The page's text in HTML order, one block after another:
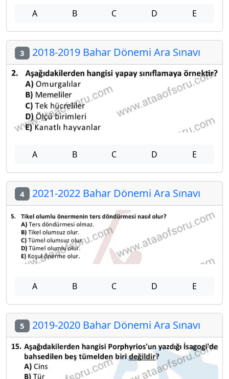
A B C D E
3 2018-2019 Bahar Dönemi Ara Sınavı
A B C D E
4 2021-2022 Bahar Dönemi Ara Sınavı
A B C D E
5 2019-2020 Bahar Dönemi Ara Sınavı